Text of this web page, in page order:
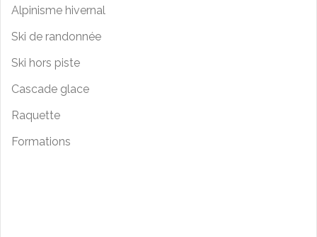
Alpinisme hivernal
Ski de randonnée
Ski hors piste
Cascade glace
Raquette
Formations